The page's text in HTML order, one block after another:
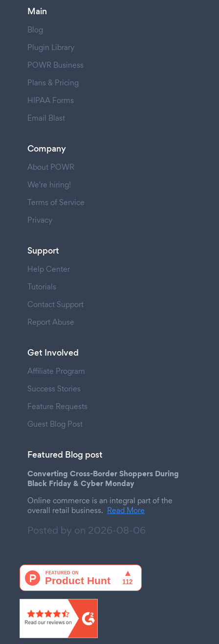
Main
Blog
Plugin Library
POWR Business
Plans & Pricing
HIPAA Forms
Email Blast
Company
About POWR
We're hiring!
Terms of Service
Privacy
Support
Help Center
Tutorials
Contact Support
Report Abuse
Get Involved
Affiliate Program
Success Stories
Feature Requests
Guest Blog Post
Featured Blog post
Converting Cross-Border Shoppers During
Black Friday & Cyber Monday
Online commerce is an integral part of the
overall retail business. Read More
Posted by on 2026-08-06